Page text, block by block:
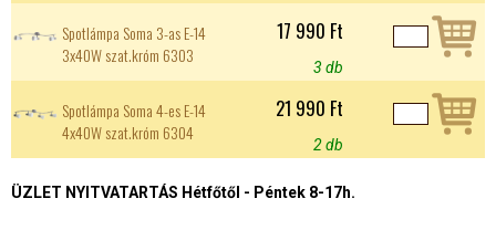
Spotlámpa Soma 3-as E-14
3x40W szat.króm 6303
17 990 Ft
3 db
Spotlámpa Soma 4-es E-14
4x40W szat.króm 6304
21 990 Ft
2 db
ÜZLET NYITVATARTÁS Hétfőtől - Péntek 8-17h.